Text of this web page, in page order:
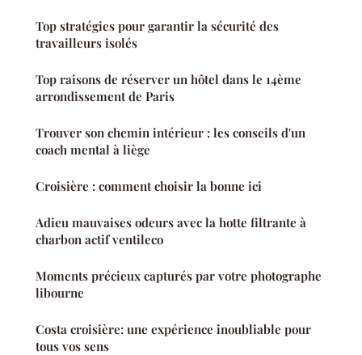
Top stratégies pour garantir la sécurité des
travailleurs isolés
Top raisons de réserver un hôtel dans le 14ème
arrondissement de Paris
Trouver son chemin intérieur : les conseils d'un
coach mental à liège
Croisière : comment choisir la bonne ici
Adieu mauvaises odeurs avec la hotte filtrante à
charbon actif ventileco
Moments précieux capturés par votre photographe
libourne
Costa croisière: une expérience inoubliable pour
tous vos sens